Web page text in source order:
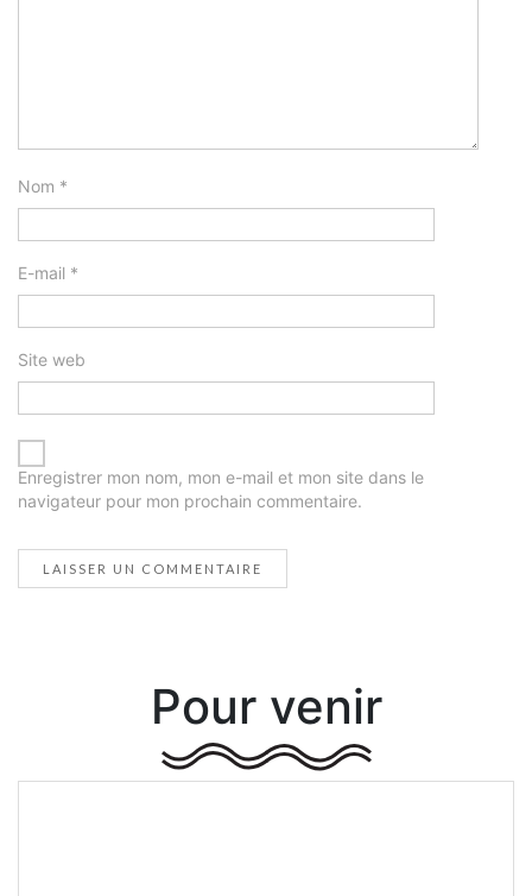
Nom *
E-mail *
Site web
Enregistrer mon nom, mon e-mail et mon site dans le
navigateur pour mon prochain commentaire.
Pour venir